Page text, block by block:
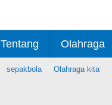
Tentang Olahraga
sepakbola Olahraga kita